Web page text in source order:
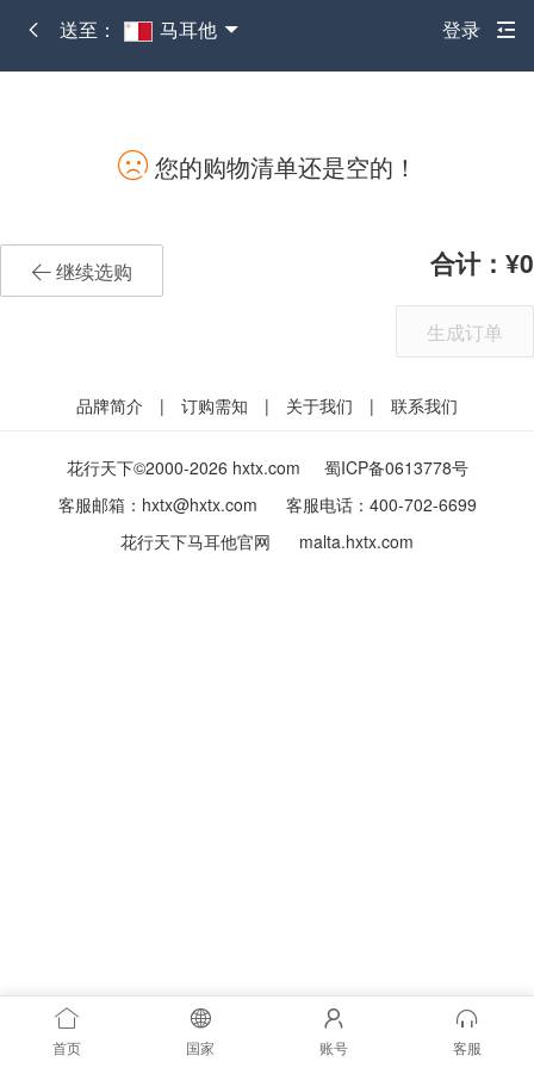
送至： 马耳他 登录
您的购物清单还是空的！
继续选购 合计： 0
生成订单
品牌简介 | 订购需知 | 关于我们 | 联系我们
花行天下©2000-2026 hxtx.com
蜀ICP备0613778号
客服邮箱： hxtx@hxtx.com 客服电话： 400-702-6699
花行天下马耳他官网
malta.hxtx.com
首页 国家 账号 客服